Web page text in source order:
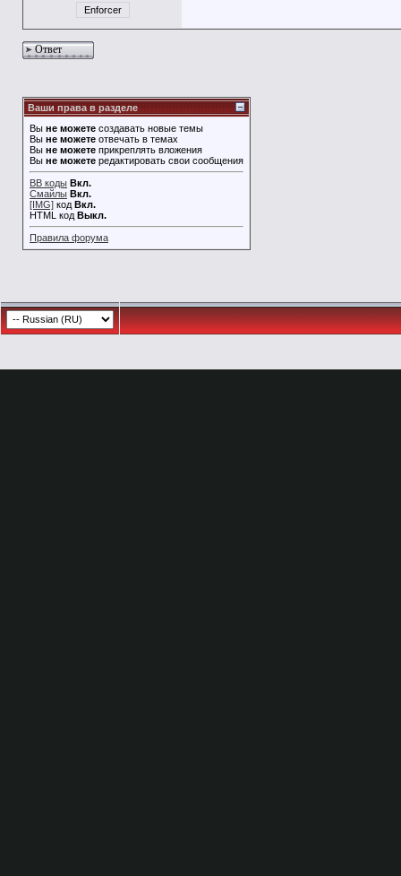
Enforcer
Ответ
Ваши права в разделе
Вы не можете создавать новые темы
Вы не можете отвечать в темах
Вы не можете прикреплять вложения
Вы не можете редактировать свои сообщения
BB коды Вкл.
Смайлы Вкл.
[IMG] код Вкл.
HTML код Выкл.
Правила форума